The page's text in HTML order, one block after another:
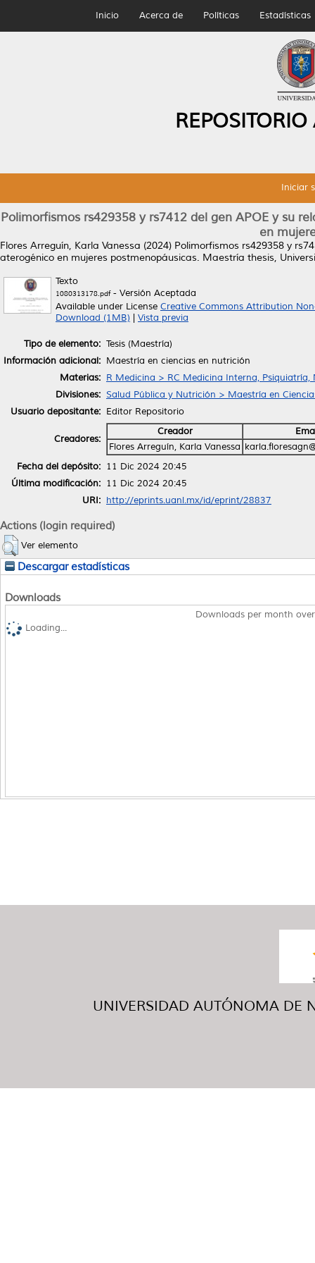
Inicio Acerca de Políticas Estadísticas
Iniciar
Polimorfismos rs429358 y rs7412 del gen APOE y su
en
Flores Arreguín, Karla Vanessa (2024) Polimorfismos rs429358 y
aterogénico en mujeres postmenopáusicas. Maestría thesis,
Texto
1080313178.pdf- Versión Aceptada
Available under License Creative Commons Attribution
Download (1MB)
Vista previa
Tipo de elemento: Tesis (Maestría)
Información adicional: Maestría en ciencias en nutrición
Materias: R Medicina > RC Medicina Interna, Psiquiatría,
Divisiones: Salud Pública y Nutrición > Maestría en
Usuario depositante: Editor Repositorio
Creadores:
Creador
Flores Arreguín, Karla Vanessa
Fecha del depósito: 11 Dic 2024 20:45
Última modificación: 11 Dic 2024 20:45
URI: http://eprints.uanl.mx/id/eprint/28837
Actions (login required)
Ver elemento
Descargar estadísticas
Downloads
Downloads per month
Loading...
UNIVERSIDAD AUTÓNOMA DE